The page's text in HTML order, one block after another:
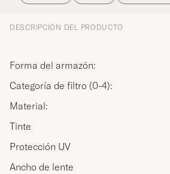
DESCRIPCIÓN DEL PRODUCTO
Forma del armazón:
Categoría de filtro (0-4):
Material:
Tinte
Protección UV
Ancho de lente